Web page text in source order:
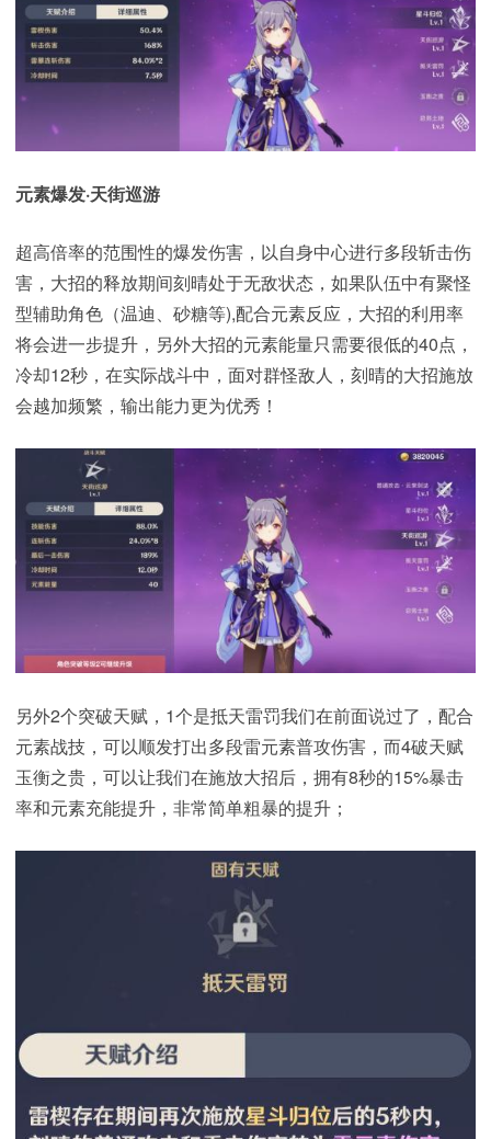
元素爆发·天街巡游
超高倍率的范围性的爆发伤害，以自身中心进行多段斩击伤
害，大招的释放期间刻晴处于无敌状态，如果队伍中有聚怪
型辅助角色（温迪、砂糖等),配合元素反应，大招的利用率
将会进一步提升，另外大招的元素能量只需要很低的40点，
冷却12秒，在实际战斗中，面对群怪敌人，刻晴的大招施放
会越加频繁，输出能力更为优秀！
另外2个突破天赋，1个是抵天雷罚我们在前面说过了，配合
元素战技，可以顺发打出多段雷元素普攻伤害，而4破天赋
玉衡之贵，可以让我们在施放大招后，拥有8秒的15%暴击
率和元素充能提升，非常简单粗暴的提升；